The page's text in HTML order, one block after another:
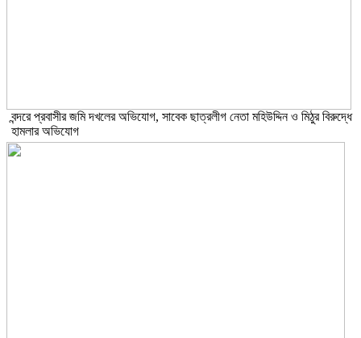
বন্দরে প্রবাসীর জমি দখলের অভিযোগ, সাবেক ছাত্রলীগ নেতা মহিউদ্দিন ও মিঠুর বিরুদ্ধে
হামলার অভিযোগ